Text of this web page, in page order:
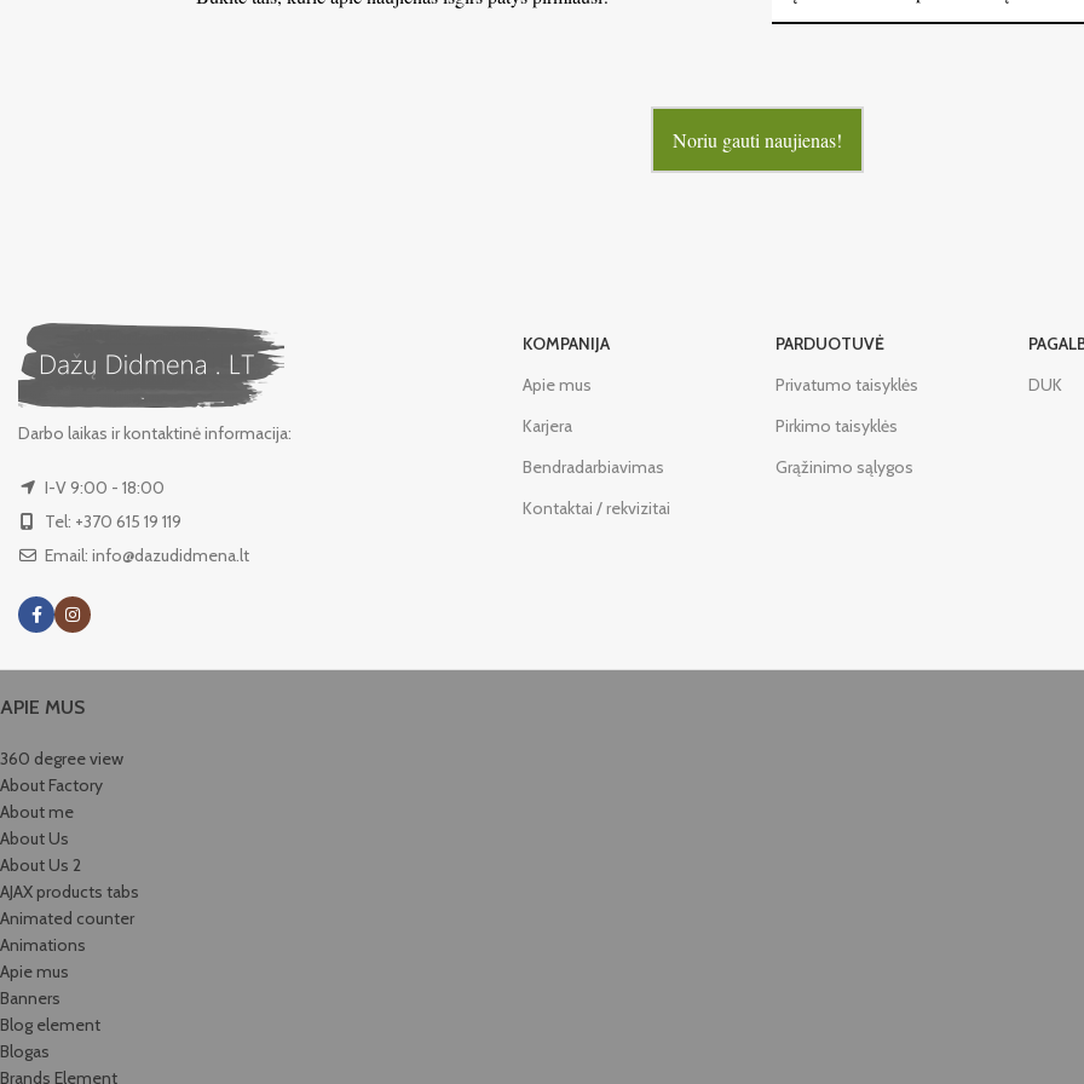
Noriu gauti naujienas!
Darbo laikas ir kontaktinė informacija:
I-V 9:00 - 18:00
Tel: +370 615 19 119
Email: info@dazudidmena.lt
KOMPANIJA
Apie mus
Karjera
Bendradarbiavimas
Kontaktai / rekvizitai
PARDUOTUVĖ
Privatumo taisyklės
Pirkimo taisyklės
Grąžinimo sąlygos
DUK
APIE MUS
360 degree view
About Factory
About me
About Us
About Us 2
AJAX products tabs
Animated counter
Animations
Apie mus
Banners
Blog element
Blogas
Brands Element